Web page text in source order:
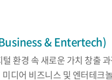
& Entertech)
환경 속 새로운 가치 창출
디어 비즈니스 및 엔터테크